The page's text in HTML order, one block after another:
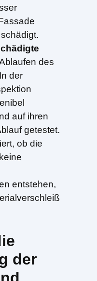
des
der
auf ihren
getestet.
ob die
entstehen,
der